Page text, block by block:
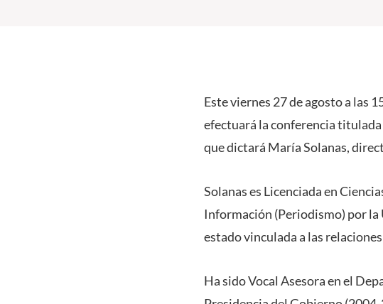
Este viernes 27 de agosto a las
efectuará la conferencia titulada
que dictará María Solanas,
Solanas es Licenciada en
Información (Periodismo) por
estado vinculada a las
Ha sido Vocal Asesora en el